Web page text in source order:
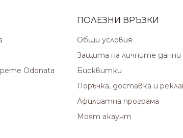
Odonata
ПОЛЕЗНИ ВРЪЗКИ
Общи условия
Защита на личните данни
Бисквитки
Поръчка, доставка и
Афилиатна програма
Моят акаунт